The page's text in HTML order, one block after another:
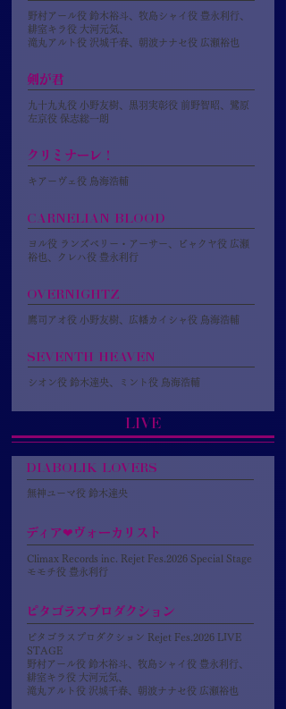
野村アール役 鈴木裕斗、牧島シャイ役 豊永利行、
緋室キラ役 大河元気、
滝丸アルト役 沢城千春、朝波ナナセ役 広瀬裕也
剣が君
九十九丸役 小野友樹、黒羽実彰役 前野智昭、鷺原
左京役 保志総一朗
クリミナーレ！
キアーヴェ役 鳥海浩輔
CARNELIAN BLOOD
ヨル役 ランズベリー・アーサー、ビャクヤ役 広瀬
裕也、クレハ役 豊永利行
OVERNIGHTZ
鷹司アオ役 小野友樹、広幡カイシャ役 鳥海浩輔
SEVENTH HEAVEN
シオン役 鈴木達央、ミント役 鳥海浩輔
LIVE
DIABOLIK LOVERS
無神ユーマ役 鈴木達央
ディア❤ヴォーカリスト
Climax Records inc. Rejet Fes.2026 Special Stage
モモチ役 豊永利行
ピタゴラスプロダクション
ピタゴラスプロダクション Rejet Fes.2026 LIVE
STAGE
野村アール役 鈴木裕斗、牧島シャイ役 豊永利行、
緋室キラ役 大河元気、
滝丸アルト役 沢城千春、朝波ナナセ役 広瀬裕也